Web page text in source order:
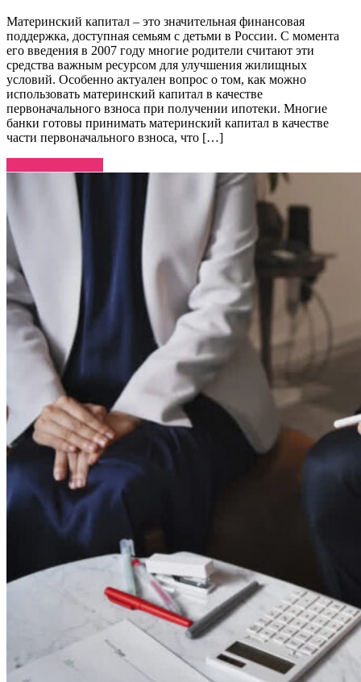
Материнский капитал – это значительная финансовая
поддержка, доступная семьям с детьми в России. С момента
его введения в 2007 году многие родители считают эти
средства важным ресурсом для улучшения жилищных
условий. Особенно актуален вопрос о том, как можно
использовать материнский капитал в качестве
первоначального взноса при получении ипотеки. Многие
банки готовы принимать материнский капитал в качестве
части первоначального взноса, что […]